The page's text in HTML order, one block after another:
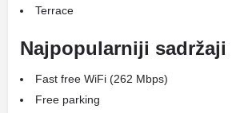
Terrace
Najpopularniji sadržaji
Fast free WiFi (262 Mbps)
Free parking